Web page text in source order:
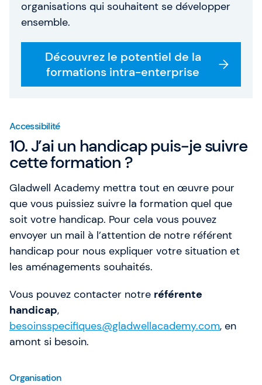
organisations qui souhaitent se développer
ensemble.
Découvrez le potentiel de la
formations intra-enterprise
Accessibilité
10. J’ai un handicap puis-je suivre
cette formation ?
Gladwell Academy mettra tout en œuvre pour
que vous puissiez suivre la formation quel que
soit votre handicap. Pour cela vous pouvez
envoyer un mail à l’attention de notre référent
handicap pour nous expliquer votre situation et
les aménagements souhaités.
Vous pouvez contacter notre référente
handicap,
besoinsspecifiques@gladwellacademy.com, en
amont si besoin.
Organisation